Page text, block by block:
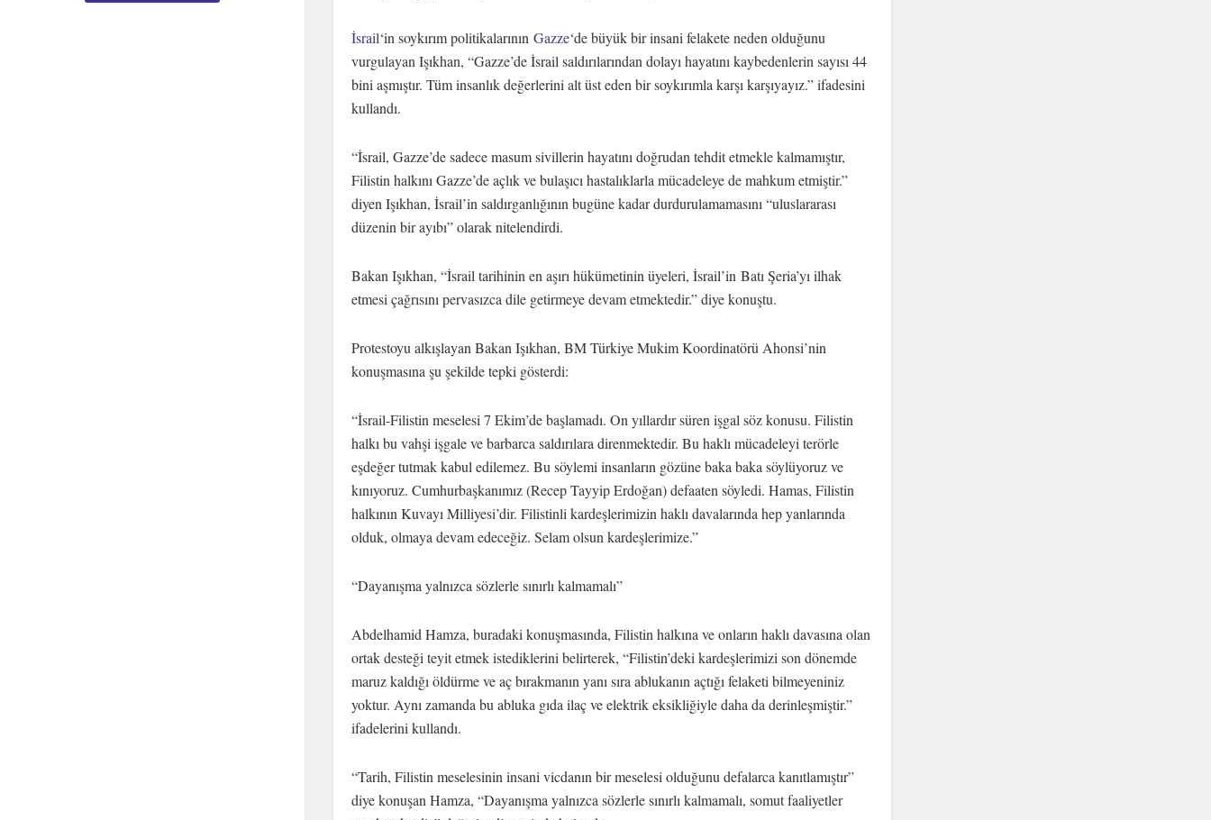
İsrail‘in soykırım politikalarının Gazze‘de büyük bir insani felakete neden olduğunu
vurgulayan Işıkhan, “Gazze’de İsrail saldırılarından dolayı hayatını kaybedenlerin sayısı 44
bini aşmıştır. Tüm insanlık değerlerini alt üst eden bir soykırımla karşı karşıyayız.” ifadesini
kullandı.
“İsrail, Gazze’de sadece masum sivillerin hayatını doğrudan tehdit etmekle kalmamıştır,
Filistin halkını Gazze’de açlık ve bulaşıcı hastalıklarla mücadeleye de mahkum etmiştir.”
diyen Işıkhan, İsrail’in saldırganlığının bugüne kadar durdurulamamasını “uluslararası
düzenin bir ayıbı” olarak nitelendirdi.
Bakan Işıkhan, “İsrail tarihinin en aşırı hükümetinin üyeleri, İsrail’in Batı Şeria’yı ilhak
etmesi çağrısını pervasızca dile getirmeye devam etmektedir.” diye konuştu.
Protestoyu alkışlayan Bakan Işıkhan, BM Türkiye Mukim Koordinatörü Ahonsi’nin
konuşmasına şu şekilde tepki gösterdi:
“İsrail-Filistin meselesi 7 Ekim’de başlamadı. On yıllardır süren işgal söz konusu. Filistin
halkı bu vahşi işgale ve barbarca saldırılara direnmektedir. Bu haklı mücadeleyi terörle
eşdeğer tutmak kabul edilemez. Bu söylemi insanların gözüne baka baka söylüyoruz ve
kınıyoruz. Cumhurbaşkanımız (Recep Tayyip Erdoğan) defaaten söyledi. Hamas, Filistin
halkının Kuvayı Milliyesi’dir. Filistinli kardeşlerimizin haklı davalarında hep yanlarında
olduk, olmaya devam edeceğiz. Selam olsun kardeşlerimize.”
“Dayanışma yalnızca sözlerle sınırlı kalmamalı”
Abdelhamid Hamza, buradaki konuşmasında, Filistin halkına ve onların haklı davasına olan
ortak desteği teyit etmek istediklerini belirterek, “Filistin’deki kardeşlerimizi son dönemde
maruz kaldığı öldürme ve aç bırakmanın yanı sıra ablukanın açtığı felaketi bilmeyeniniz
yoktur. Aynı zamanda bu abluka gıda ilaç ve elektrik eksikliğiyle daha da derinleşmiştir.”
ifadelerini kullandı.
“Tarih, Filistin meselesinin insani vicdanın bir meselesi olduğunu defalarca kanıtlamıştır”
diye konuşan Hamza, “Dayanışma yalnızca sözlerle sınırlı kalmamalı, somut faaliyetler